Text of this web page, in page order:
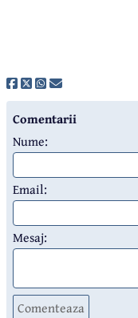
Comentarii
Nume:
Email:
Mesaj:
Comenteaza